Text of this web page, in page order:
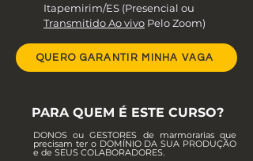
Itapemirim/ES (Presencial ou
Transmitido Ao vivo Pelo Zoom)
QUERO GARANTIR MINHA VAGA
PARA QUEM É ESTE CURSO?
DONOS ou GESTORES de marmorarias que
precisam ter o DOMÍNIO DA SUA PRODUÇÃO
e de SEUS COLABORADORES.